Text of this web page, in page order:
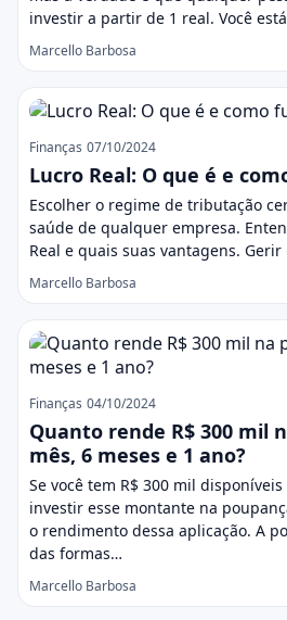
investir a partir de 1 real. Você
Marcello Barbosa
Finanças 07/10/2024
Lucro Real: O que é e
Escolher o regime de tributação
saúde de qualquer empresa.
Real e quais suas vantagens.
Marcello Barbosa
Finanças 04/10/2024
Quanto rende R$ 300 mil
mês, 6 meses e 1 ano?
Se você tem R$ 300 mil
investir esse montante na
o rendimento dessa aplicação. A
das formas…
Marcello Barbosa